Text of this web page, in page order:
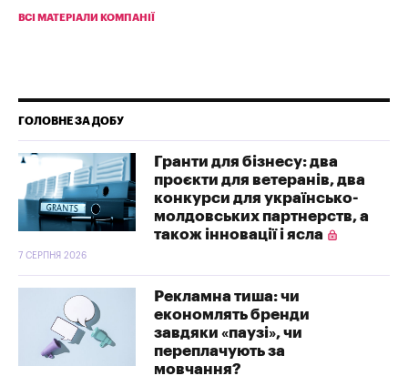
ВСІ МАТЕРІАЛИ КОМПАНІЇ
ГОЛОВНЕ ЗА ДОБУ
Гранти для бізнесу: два
проєкти для ветеранів, два
конкурси для українсько-
молдовських партнерств, а
також інновації і ясла
7 СЕРПНЯ 2026
Рекламна тиша: чи
економлять бренди
завдяки «паузі», чи
переплачують за
мовчання?